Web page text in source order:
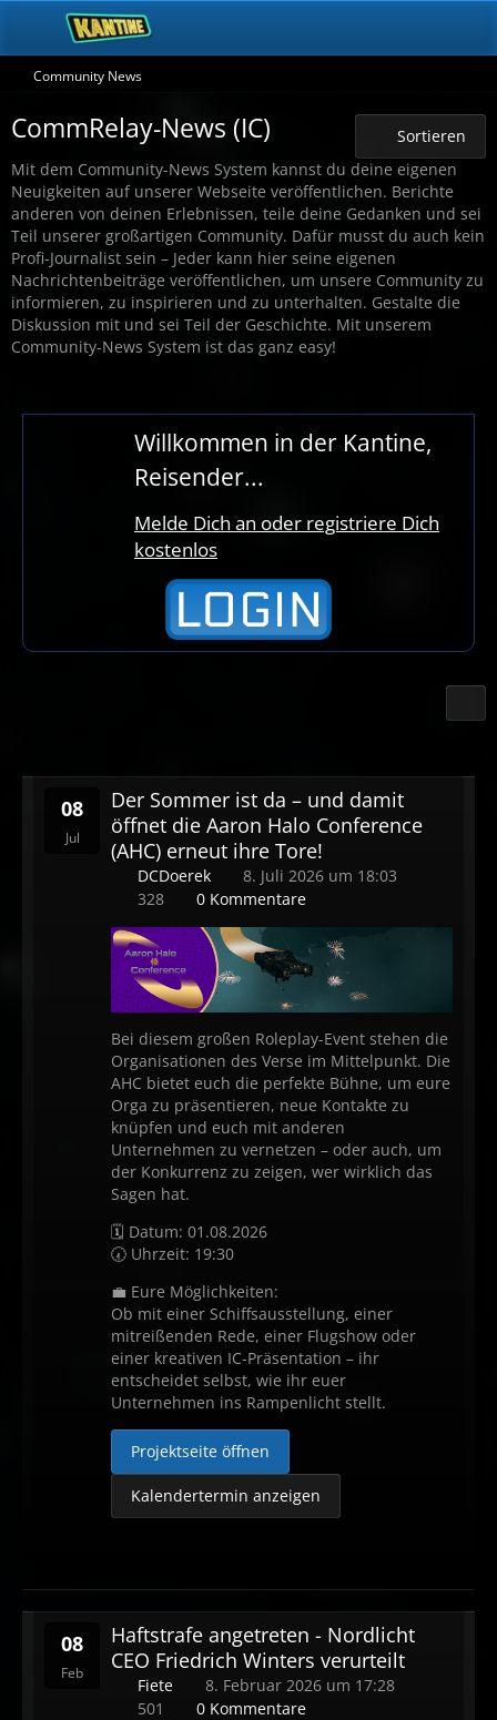
Community News
CommRelay-News (IC)
Sortieren
Mit dem Community-News System kannst du deine eigenen
Neuigkeiten auf unserer Webseite veröffentlichen. Berichte
anderen von deinen Erlebnissen, teile deine Gedanken und sei
Teil unserer großartigen Community. Dafür musst du auch kein
Profi-Journalist sein – Jeder kann hier seine eigenen
Nachrichtenbeiträge veröffentlichen, um unsere Community zu
informieren, zu inspirieren und zu unterhalten. Gestalte die
Diskussion mit und sei Teil der Geschichte. Mit unserem
Community-News System ist das ganz easy!
Willkommen in der Kantine,
Reisender...
Melde Dich an oder registriere Dich
kostenlos
08
Jul
Der Sommer ist da – und damit
öffnet die Aaron Halo Conference
(AHC) erneut ihre Tore!
DCDoerek
8. Juli 2026 um 18:03
328
0 Kommentare
Bei diesem großen Roleplay-Event stehen die
Organisationen des Verse im Mittelpunkt. Die
AHC bietet euch die perfekte Bühne, um eure
Orga zu präsentieren, neue Kontakte zu
knüpfen und euch mit anderen
Unternehmen zu vernetzen – oder auch, um
der Konkurrenz zu zeigen, wer wirklich das
Sagen hat.
🗓 Datum: 01.08.2026
🕢 Uhrzeit: 19:30
💼 Eure Möglichkeiten:
Ob mit einer Schiffsausstellung, einer
mitreißenden Rede, einer Flugshow oder
einer kreativen IC-Präsentation – ihr
entscheidet selbst, wie ihr euer
Unternehmen ins Rampenlicht stellt.
Projektseite öffnen
Kalendertermin anzeigen
08
Feb
Haftstrafe angetreten - Nordlicht
CEO Friedrich Winters verurteilt
Fiete
8. Februar 2026 um 17:28
501
0 Kommentare